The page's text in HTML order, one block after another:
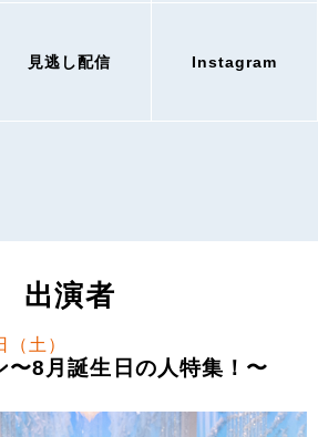
見逃し配信 Instagram
出演者
土）
〜8月誕生日の人特集！〜